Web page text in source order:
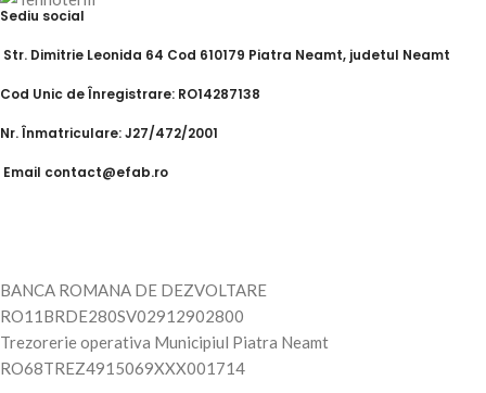
Sediu social
Str. Dimitrie Leonida 64 Cod 610179 Piatra Neamt, judetul Neamt
Cod Unic de Înregistrare: RO14287138
Nr. Înmatriculare: J27/472/2001
Email contact@efab.ro
BANCA ROMANA DE DEZVOLTARE
RO11BRDE280SV02912902800
Trezorerie operativa Municipiul Piatra Neamt
RO68TREZ4915069XXX001714